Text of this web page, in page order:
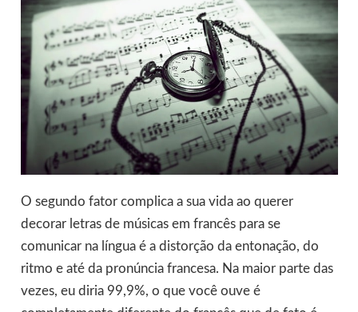
O segundo fator complica a sua vida ao querer
decorar letras de músicas em francês para se
comunicar na língua é a distorção da entonação, do
ritmo e até da pronúncia francesa. Na maior parte das
vezes, eu diria 99,9%, o que você ouve é